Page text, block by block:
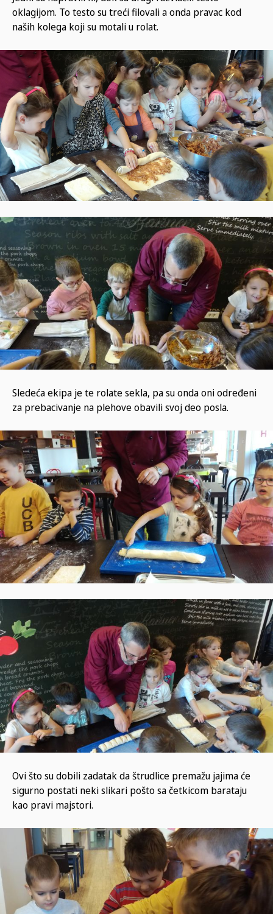
oklagijom. To testo su treći filovali a onda pravac kod
naših kolega koji su motali u rolat.
Sledeća ekipa je te rolate sekla, pa su onda oni određeni
za prebacivanje na plehove obavili svoj deo posla.
Ovi što su dobili zadatak da štrudlice premažu jajima će
sigurno postati neki slikari pošto sa četkicom barataju
kao pravi majstori.